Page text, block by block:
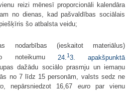
reizi mēnesī proporcionāli kalendāra
no dienas, kad pašvaldības sociālais
šo atbalsta veidu;
nodarbības (ieskaitot materiālus)
noteikumu 24. 13. apakšpunktā
dažādu sociālo prasmju un iemaņu
no 7 līdz 15 personām, valsts sedz ne
, nepārsniedzot 16,67 europar vienu